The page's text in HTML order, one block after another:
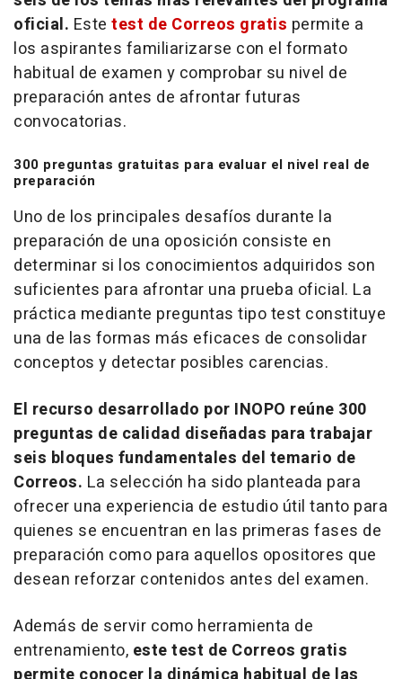
oficial. Este test de Correos gratis permite a
los aspirantes familiarizarse con el formato
habitual de examen y comprobar su nivel de
preparación antes de afrontar futuras
convocatorias.
300 preguntas gratuitas para evaluar el nivel real de
preparación
Uno de los principales desafíos durante la
preparación de una oposición consiste en
determinar si los conocimientos adquiridos son
suficientes para afrontar una prueba oficial. La
práctica mediante preguntas tipotest constituye
una de las formas más eficaces de consolidar
conceptos y detectar posibles carencias.
El recurso desarrollado por INOPO reúne 300
preguntas de calidad diseñadas para trabajar
seis bloques fundamentales del temario de
Correos. La selección ha sido planteada para
ofrecer una experiencia de estudio útil tanto para
quienes se encuentran en las primeras fases de
preparación como para aquellos opositores que
desean reforzar contenidos antes del examen.
Además de servir como herramienta de
entrenamiento, estetest de Correos gratis